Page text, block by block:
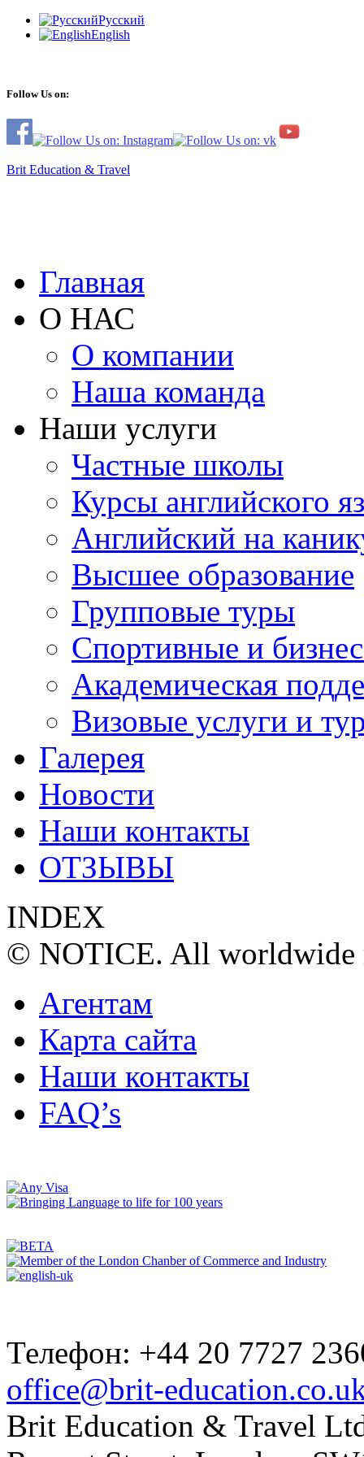
Русский
English
Follow Us on:
Brit Education & Travel
Главная
О НАС
О компании
Наша команда
Наши услуги
Частные школы
Курсы английского
Английский на
Высшее образование
Групповые туры
Спортивные и
Академическая
Визовые услуги и
Галерея
Новости
Наши контакты
ОТЗЫВЫ
INDEX
© NOTICE. All worldwide
Агентам
Карта сайта
Наши контакты
FAQ’s
Телефон: +44 20 7727
office@brit-
Brit Education & Travel